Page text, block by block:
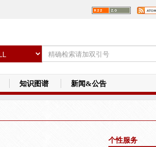
知识图谱 新闻&公告
个性服务